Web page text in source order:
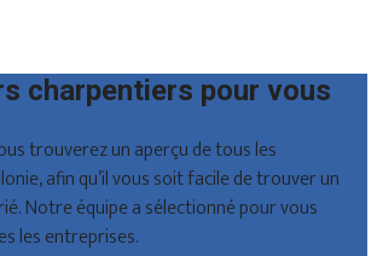
charpentiers pour vous
trouverez un aperçu de tous les
afin qu’il vous soit facile de trouver un
Notre équipe a sélectionné pour vous
les entreprises.